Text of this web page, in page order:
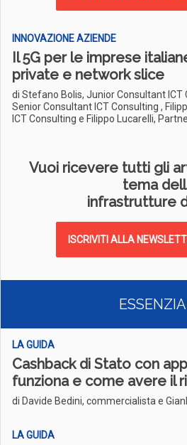
INNOVAZIONE AZIENDE
Il 5G per le imprese
private e network slice
di Stefano Bolis, Junior Consultant ICT
Senior Consultant ICT Consulting ,
ICT Consulting e Filippo Lucarelli,
Vuoi ricevere tutti gli
tema
infrastrutture
ISCRIVITI ALLA
LA GUIDA
Cashback di Stato con
funziona e come avere il
di Davide Bedini, commercialista e
LA GUIDA